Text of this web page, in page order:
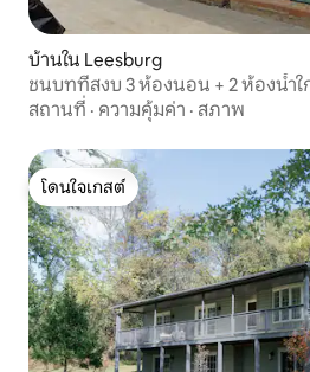
บ้านใน Leesburg
ชนบทที่สงบ 3 ห้องนอน + 2 ห้องน้ำใ
สถานที่ · ความคุ้มค่า · สภาพ
โดนใจเกสต์
โดนใจเกสต์